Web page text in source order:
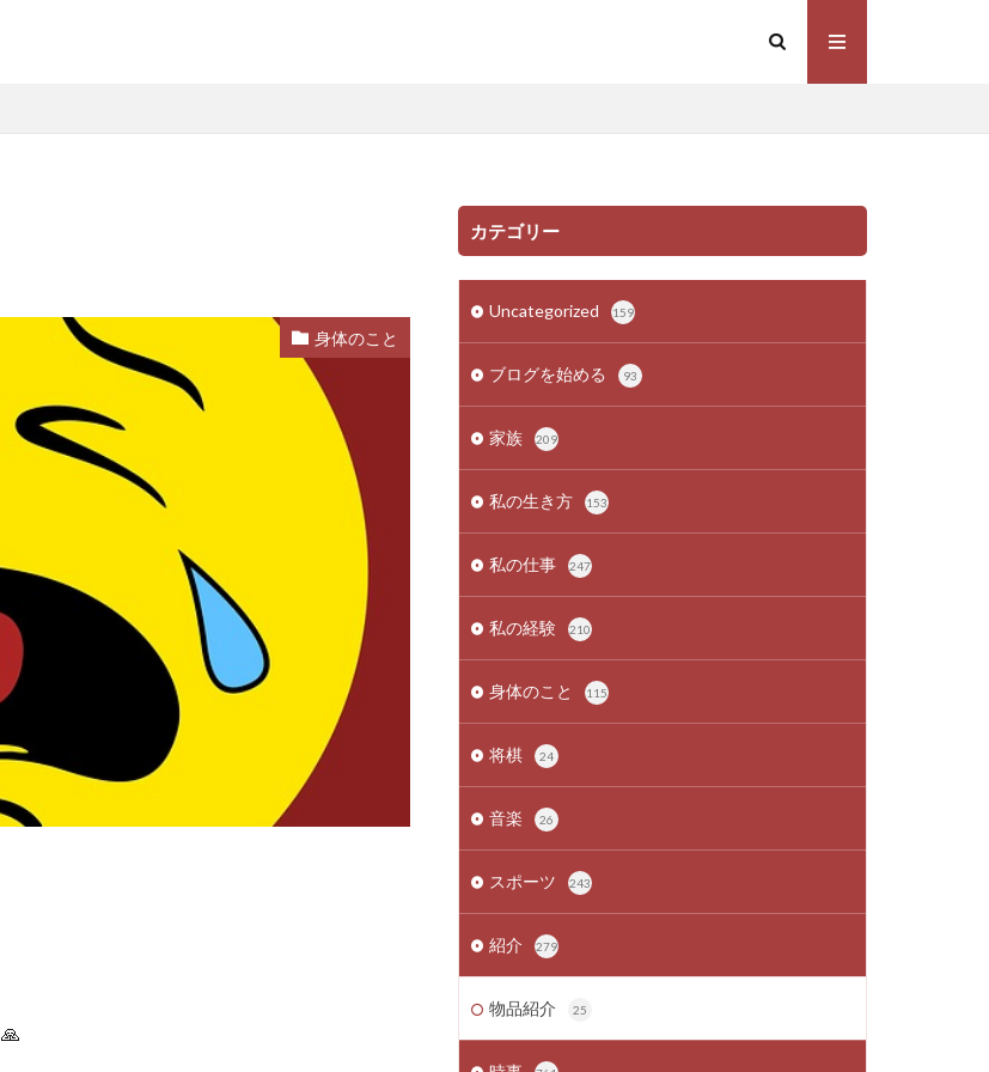
身体のこと
🙏
カテゴリー
Uncategorized 159
ブログを始める 93
家族 209
私の生き方 153
私の仕事 247
私の経験 210
身体のこと 115
将棋 24
音楽 26
スポーツ 243
紹介 279
物品紹介 25